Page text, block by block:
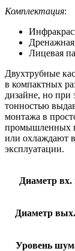
Комплектация:
Лицевая
Двухтрубные
в компактных
дизайне, но
тонностью
монтажа в
промышленных
или охлаждают
эксплуатации.
Диаметр вх.
Диаметр
Уровень